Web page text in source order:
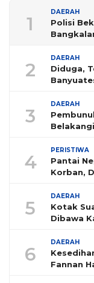
1
DAERAH
Polisi
2
DAERAH
Diduga,
3
DAERAH
4
PERISTIWA
Pantai
Korban,
5
DAERAH
Kotak
Dibawa
6
DAERAH
Fannan